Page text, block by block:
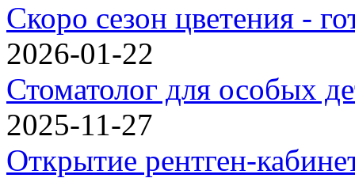
Скоро сезон цветения -
2026-01-22
Стоматолог для особых
2025-11-27
Открытие рентген-